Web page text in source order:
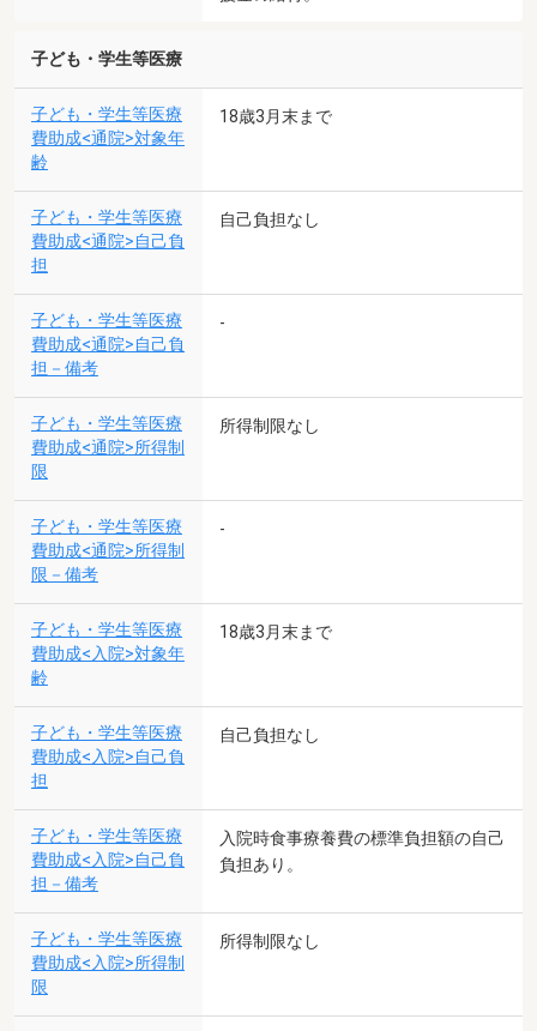
子ども・学生等医療
子ども・学生等医療
費助成<通院>対象年
齢
18歳3月末まで
子ども・学生等医療
費助成<通院>自己負
担
自己負担なし
子ども・学生等医療
費助成<通院>自己負
担－備考
-
子ども・学生等医療
費助成<通院>所得制
限
所得制限なし
子ども・学生等医療
費助成<通院>所得制
限－備考
-
子ども・学生等医療
費助成<入院>対象年
齢
18歳3月末まで
子ども・学生等医療
費助成<入院>自己負
担
自己負担なし
子ども・学生等医療
費助成<入院>自己負
担－備考
入院時食事療養費の標準負担額の自己
負担あり。
子ども・学生等医療
費助成<入院>所得制
限
所得制限なし